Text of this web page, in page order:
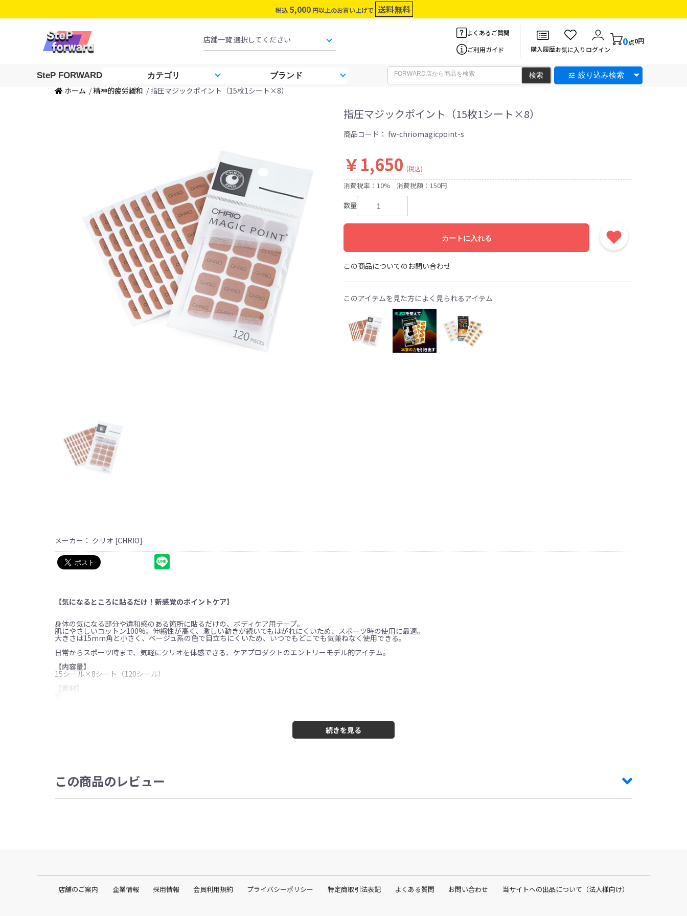
税込 5,000 円以上のお買い上げで 送料無料
よくあるご質問
ご利用ガイド
購入履歴お気に入りログイン
0点0円
SteP FORWARD カテゴリ ブランド 絞り込み検索
ホーム / 精神的疲労緩和 / 指圧マジックポイント（15枚1シート×8）
指圧マジックポイント（15枚1シート×8）
商品コード： fw-chriomagicpoint-s
￥1,650 (税込)
消費税率：10% 消費税額：150円
数量
カートに入れる
この商品についてのお問い合わせ
このアイテムを見た方によく見られるアイテム
メーカー： クリオ [CHRIO]
【気になるところに貼るだけ！新感覚のポイントケア】
身体の気になる部分や違和感のある箇所に貼るだけの、ボディケア用テープ。
肌にやさしいコットン100%。伸縮性が高く、激しい動きが続いてもはがれにくいため、スポーツ時の使用に最適。
大きさは15mm角と小さく、ベージュ系の色で目立ちにくいため、いつでもどこでも気兼ねなく使用できる。
日常からスポーツ時まで、気軽にクリオを体感できる、ケアプロダクトのエントリーモデル的アイテム。
【内容量】
15シール×8シート（120シール）
【素材】
・身体に優しい素材を使用していますが、万一かゆみなどの異常が現れた場合は、ご使用を一時中止してください （お肌が弱い方・かぶれやすい方は、あらかじめパッチテストを
・シールは医薬品ではありません。
この商品のレビュー
店舗のご案内 企業情報 採用情報 会員利用規約 プライバシーポリシー 特定商取引法表記 よくある質問 お問い合わせ 当サイトへの出品について（法人様向け）